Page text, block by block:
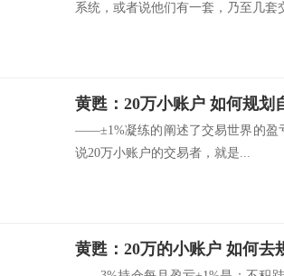
系统，或者说他们有一套，乃至几套
——±1%凝练的阐述了交易世界的盈
说20万小账户的交易者，就是...